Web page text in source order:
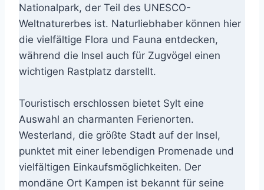
Nationalpark, der Teil des UNESCO-
Weltnaturerbes ist. Naturliebhaber können hier
die vielfältige Flora und Fauna entdecken,
während die Insel auch für Zugvögel einen
wichtigen Rastplatz darstellt.
Touristisch erschlossen bietet Sylt eine
Auswahl an charmanten Ferienorten.
Westerland, die größte Stadt auf der Insel,
punktet mit einer lebendigen Promenade und
vielfältigen Einkaufsmöglichkeiten. Der
mondäne Ort Kampen ist bekannt für seine